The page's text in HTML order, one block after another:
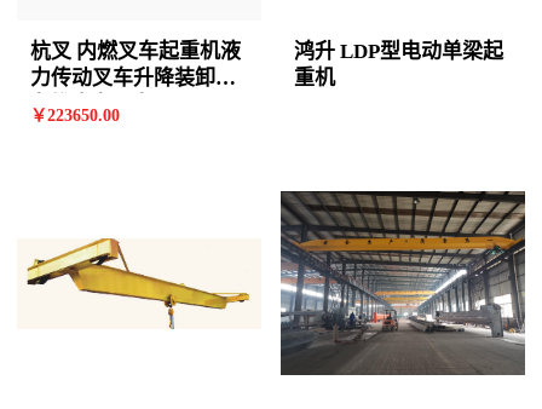
杭叉 内燃叉车起重机液
力传动叉车升降装卸铲
车堆高车叉车
￥223650.00
鸿升 LDP型电动单梁起
重机